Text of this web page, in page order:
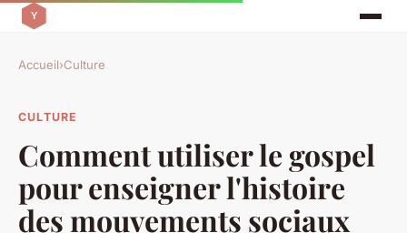
Accueil›Culture
CULTURE
Comment utiliser le gospel
pour enseigner l'histoire
des mouvements sociaux